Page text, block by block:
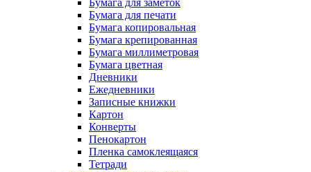
Бумага для заметок
Бумага для печати
Бумага копировальная
Бумага крепированная
Бумага миллиметровая
Бумага цветная
Дневники
Ежедневники
Записные книжки
Картон
Конверты
Пенокартон
Пленка самоклеящаяся
Тетради